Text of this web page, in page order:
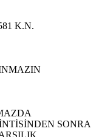
K.N.
SONRA